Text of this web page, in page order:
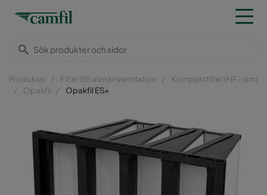
Produkter Filter för allmänventilation
Kompaktfilter (HF-ram)
Opakfil
Opakfil ES+